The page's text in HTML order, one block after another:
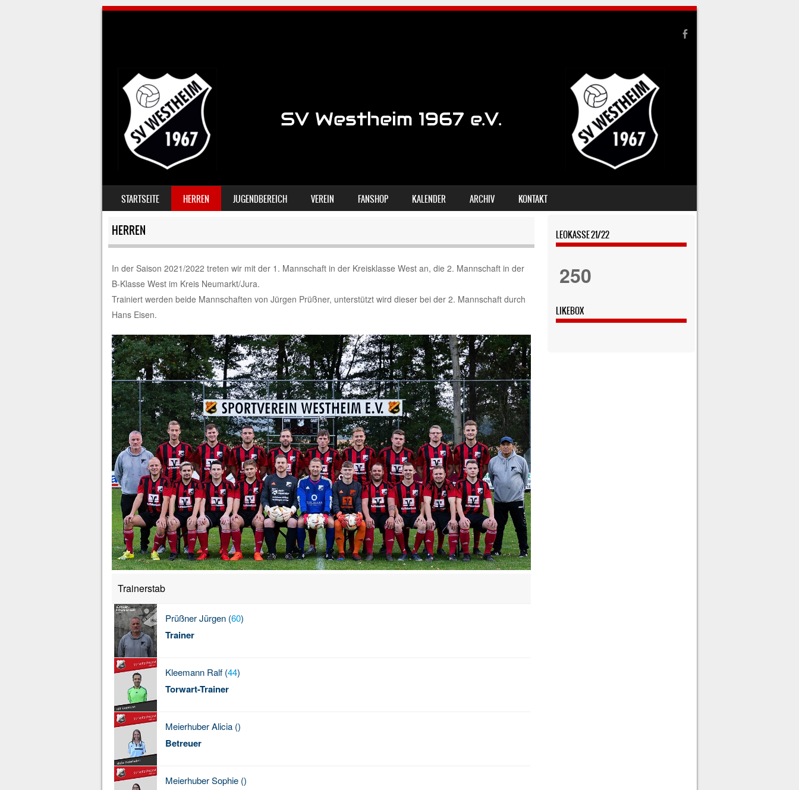
MENU
SKIP TO CONTENT
STARTSEITE HERREN JUGENDBEREICH VEREIN FANSHOP KALENDER ARCHIV KONTAKT
HERREN
In der Saison 2021/2022 treten wir mit der 1. Mannschaft in der Kreisklasse West an, die 2. Mannschaft in der
B-Klasse West im Kreis Neumarkt/Jura.
Trainiert werden beide Mannschaften von Jürgen Prüßner, unterstützt wird dieser bei der 2. Mannschaft durch
Hans Eisen.
Trainerstab
PrüßnerJürgen (60)
Trainer
KleemannRalf (44)
Torwart-Trainer
MeierhuberAlicia ()
Betreuer
MeierhuberSophie ()
LEOKASSE 21/22
250
LIKEBOX